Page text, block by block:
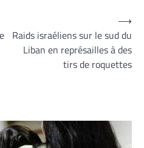
Raids israéliens sur le sud du
Liban en représailles à des
tirs de roquettes
⟶